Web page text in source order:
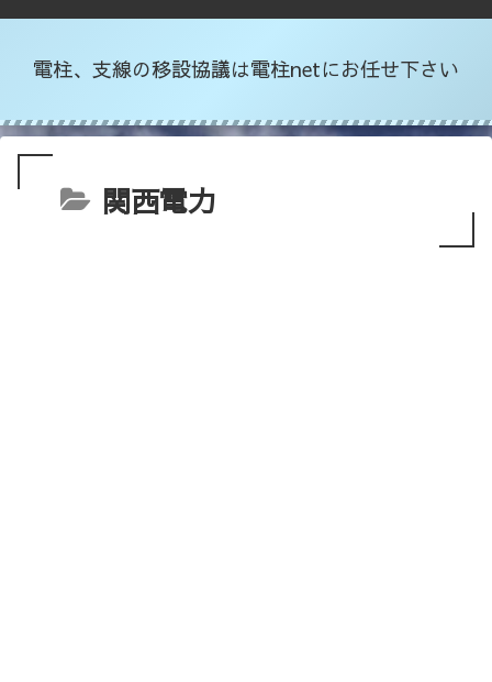
電柱、支線の移設協議は電柱netにお任せ下さい
関西電力